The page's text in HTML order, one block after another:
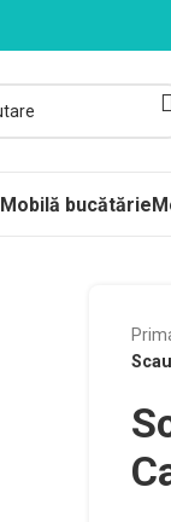
Mobilă bucătărie